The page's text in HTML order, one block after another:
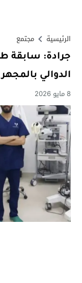
الرئيسية مجتمع
جرادة: سابقة
الدوالي
8 مايو 2026